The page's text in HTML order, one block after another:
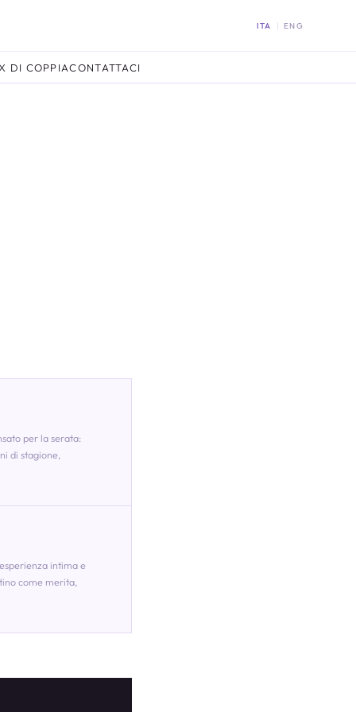
ITA | ENG
DI COPPIACONTATTACI
per la serata:
di stagione,
intima e
come merita,